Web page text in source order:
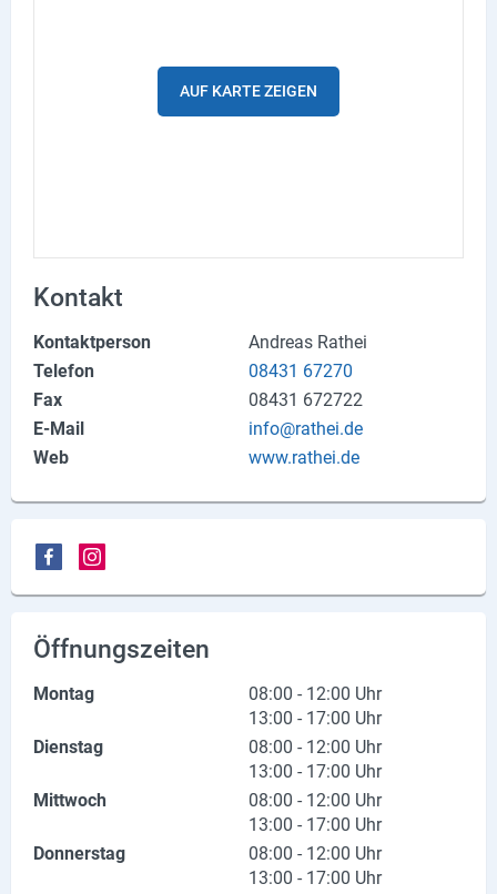
AUF KARTE ZEIGEN
Kontakt
Kontaktperson
Andreas Rathei
Telefon
08431 67270
Fax
08431 672722
E-Mail
info@rathei.de
Web
www.rathei.de
Öffnungszeiten
Montag
08:00 - 12:00 Uhr
13:00 - 17:00 Uhr
Dienstag
08:00 - 12:00 Uhr
13:00 - 17:00 Uhr
Mittwoch
08:00 - 12:00 Uhr
13:00 - 17:00 Uhr
Donnerstag
08:00 - 12:00 Uhr
13:00 - 17:00 Uhr
Produktgruppen
Partner
Firmen
Kontaktseite
Newsletter
AGB
Impressum
Datenschutz
Social Media
Instagram
YouTube